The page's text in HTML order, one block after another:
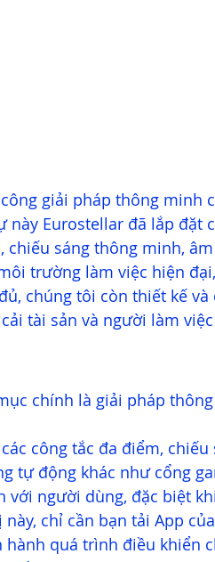
giải pháp thông minh
này Eurostellar đã lắp đặt
sáng thông minh,
trường làm việc hiện
chúng tôi còn thiết kế và
tài sản và người làm
chính là giải pháp
công tắc đa điểm, chiếu
tự động khác như cổng
với người dùng, đặc biệt
chỉ cần bạn tải App
quá trình điều khiển